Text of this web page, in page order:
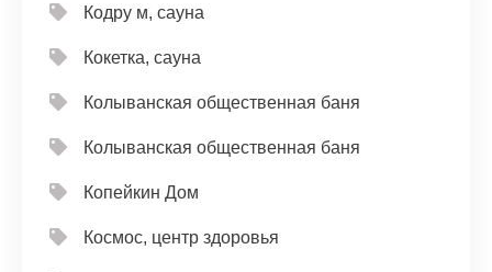
Кодру м, сауна
Кокетка, сауна
Колыванская общественная баня
Колыванская общественная баня
Копейкин Дом
Космос, центр здоровья